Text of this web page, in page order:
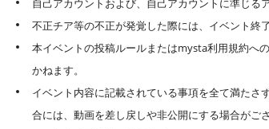
自己アカウントおよび、自己アカウントに準じ
不正チア等の不正が発覚した際には、イベント終
本イベントの投稿ルールまたはmysta利用規約へ
かねます。
イベント内容に記載されている事項を全て満た
合には、動画を差し戻しや非公開にする場合がご